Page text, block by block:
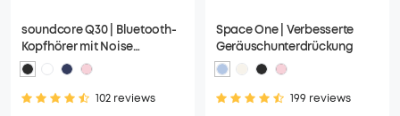
soundcore Q30 | Bluetooth-
Kopfhörer mit Noise
Cancelling
102 reviews
Space One | Verbesserte
Geräuschunterdrückung
199 reviews